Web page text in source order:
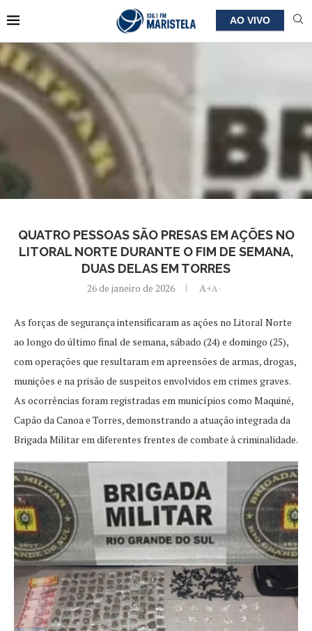
AO VIVO
QUATRO PESSOAS SÃO PRESAS EM AÇÕES NO
LITORAL NORTE DURANTE O FIM DE SEMANA,
DUAS DELAS EM TORRES
26 de janeiro de 2026 A+A-
As forças de segurança intensificaram as ações no Litoral Norte
ao longo do último final de semana, sábado (24) e domingo (25),
com operações que resultaram em apreensões de armas, drogas,
munições e na prisão de suspeitos envolvidos em crimes graves.
As ocorrências foram registradas em municípios como Maquiné,
Capão da Canoa e Torres, demonstrando a atuação integrada da
Brigada Militar em diferentes frentes de combate à criminalidade.